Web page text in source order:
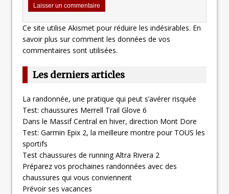
Ce site utilise Akismet pour réduire les indésirables. En
savoir plus sur comment les données de vos
commentaires sont utilisées.
Les derniers articles
La randonnée, une pratique qui peut s’avérer risquée
Test: chaussures Merrell Trail Glove 6
Dans le Massif Central en hiver, direction Mont Dore
Test: Garmin Epix 2, la meilleure montre pour TOUS les
sportifs
Test chaussures de running Altra Rivera 2
Préparez vos prochaines randonnées avec des
chaussures qui vous conviennent
Prévoir ses vacances